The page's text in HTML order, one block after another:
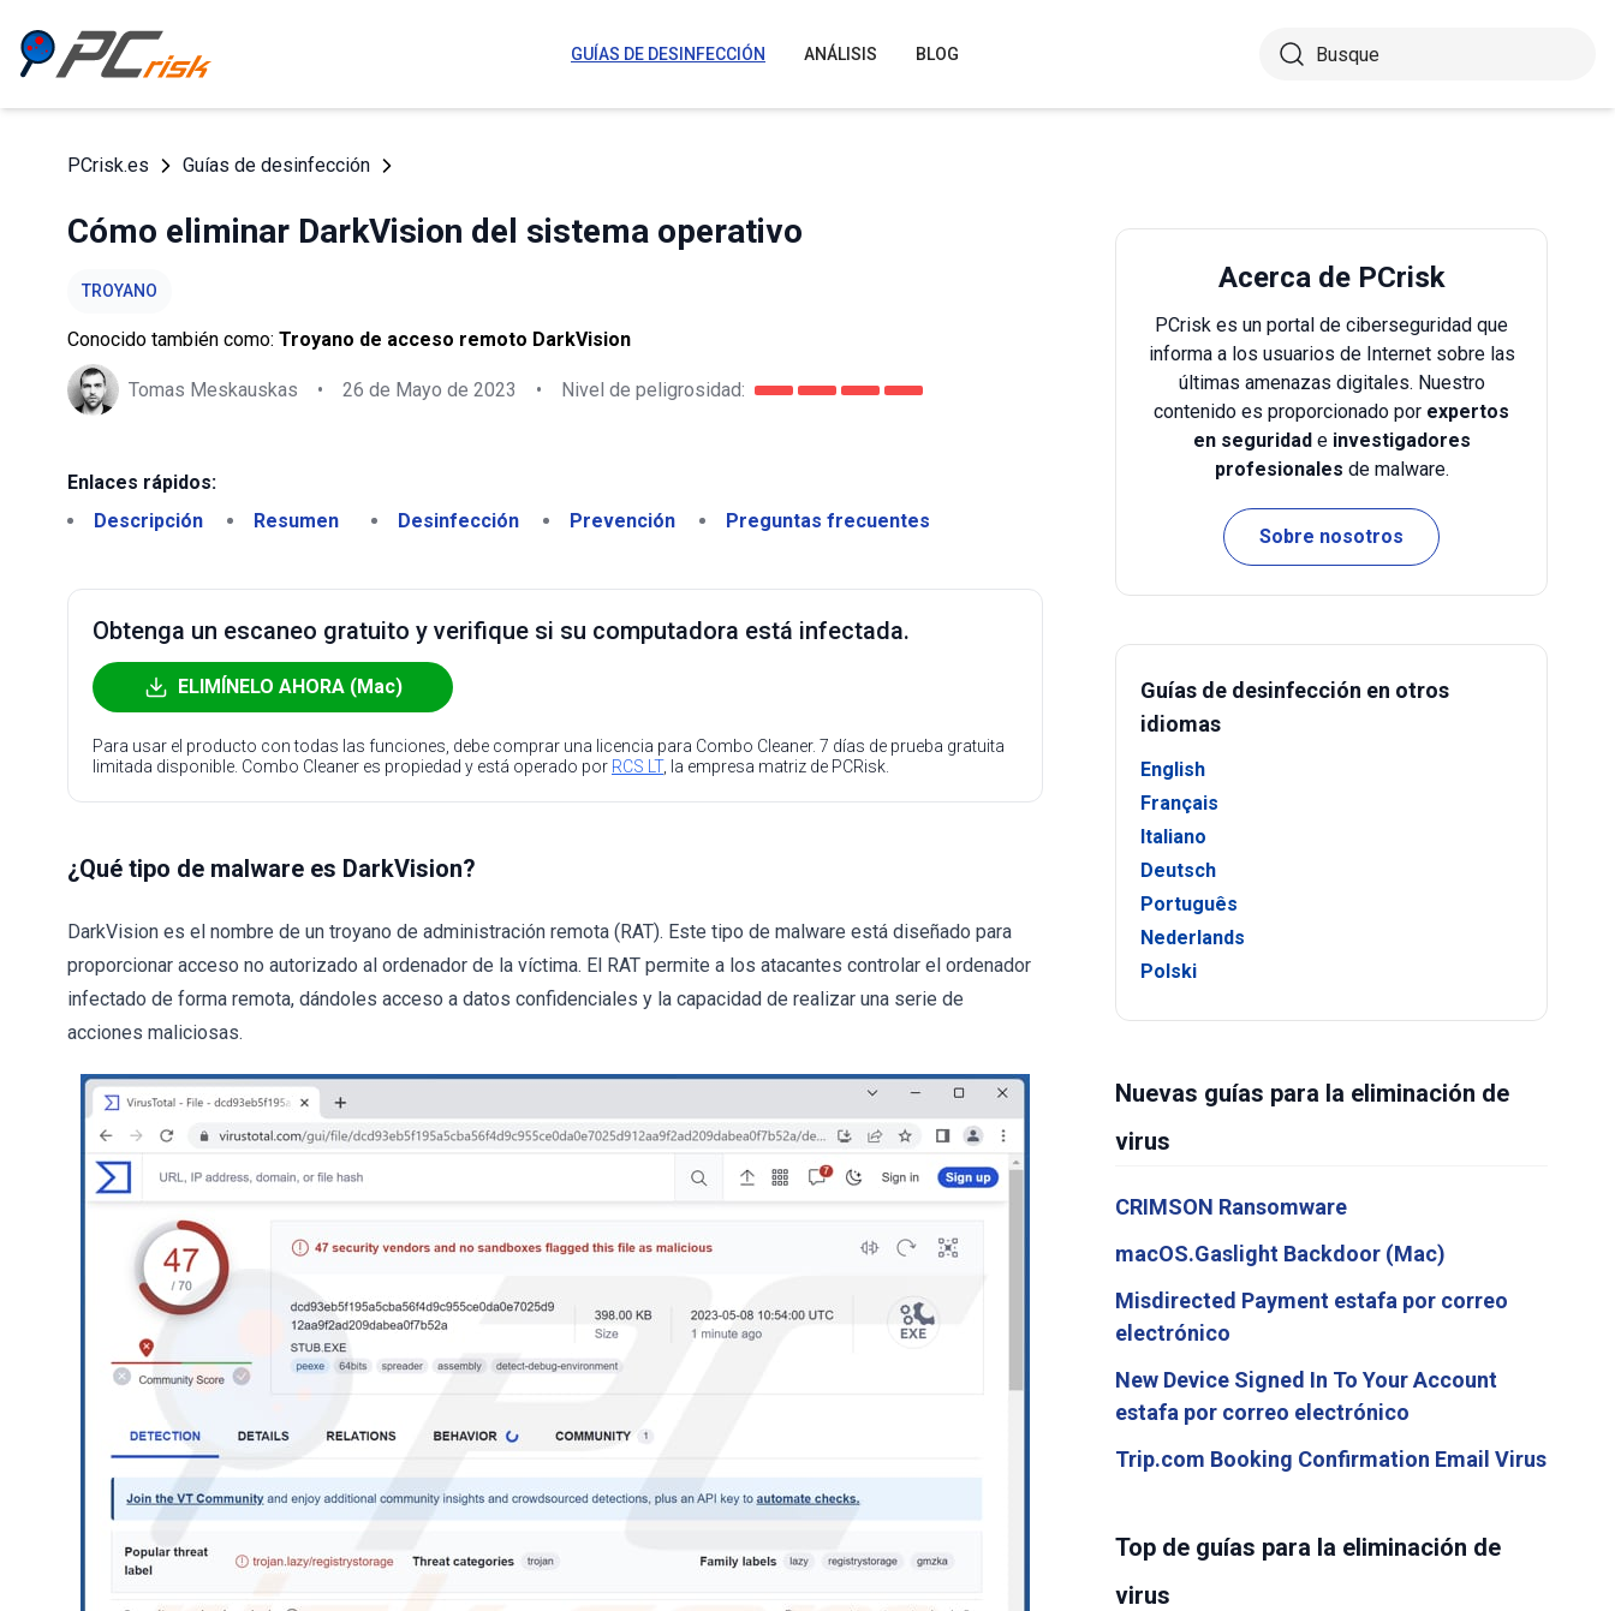
GUÍAS DE DESINFECCIÓN ANÁLISIS BLOG
PCrisk.es Guías de desinfección
Cómo eliminar DarkVision del sistema operativo
TROYANO
Conocido también como: Troyano de acceso remoto DarkVision
Tomas Meskauskas • 26 de Mayo de 2023 • Nivel de peligrosidad:
Enlaces rápidos:
Descripción
Resumen Desinfección Prevención Preguntas frecuentes
Obtenga un escaneo gratuito y verifique si su computadora está infectada.
ELIMÍNELO AHORA (Mac)
Para usar el producto con todas las funciones, debe comprar una licencia para Combo Cleaner. 7 días de prueba gratuita
limitada disponible. Combo Cleaner es propiedad y está operado por RCS LT, la empresa matriz de PCRisk.
¿Qué tipo de malware es DarkVision?
DarkVision es el nombre de un troyano de administración remota (RAT). Este tipo de malware está diseñado para
proporcionar acceso no autorizado al ordenador de la víctima. El RAT permite a los atacantes controlar el ordenador
infectado de forma remota, dándoles acceso a datos confidenciales y la capacidad de realizar una serie de
acciones maliciosas.
Acerca de PCrisk
PCrisk es un portal de ciberseguridad que
informa a los usuarios de Internet sobre las
últimas amenazas digitales. Nuestro
contenido es proporcionado por expertos
en seguridade investigadores
profesionales de malware.
Sobre nosotros
Guías de desinfección en otros
idiomas
English
Français
Italiano
Deutsch
Português
Nederlands
Polski
Nuevas guías para la eliminación de
virus
CRIMSON Ransomware
macOS.Gaslight Backdoor (Mac)
Misdirected Payment estafa por correo
electrónico
New Device Signed In To Your Account
estafa por correo electrónico
Trip.com Booking Confirmation Email Virus
Top de guías para la eliminación de
virus